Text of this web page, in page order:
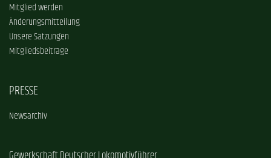
Mitglied werden
Änderungsmitteilung
Unsere Satzungen
Mitgliedsbeiträge
PRESSE
Newsarchiv